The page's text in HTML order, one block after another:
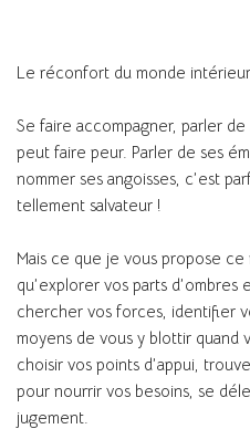
Le réconfort du monde intérieur
Se faire accompagner, parler
peut faire peur. Parler de ses
nommer ses angoisses, c’est
tellement salvateur !
Mais ce que je vous propose ce
qu’explorer vos parts d’ombres
chercher vos forces, identifier
moyens de vous y blottir quand
choisir vos points d’appui,
pour nourrir vos besoins, se
jugement.